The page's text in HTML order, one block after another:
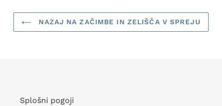
NAZAJ NA ZAČIMBE IN ZELIŠČA V SPREJU
Splošni pogoji